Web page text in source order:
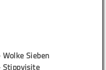
Sieben
Stippvisite